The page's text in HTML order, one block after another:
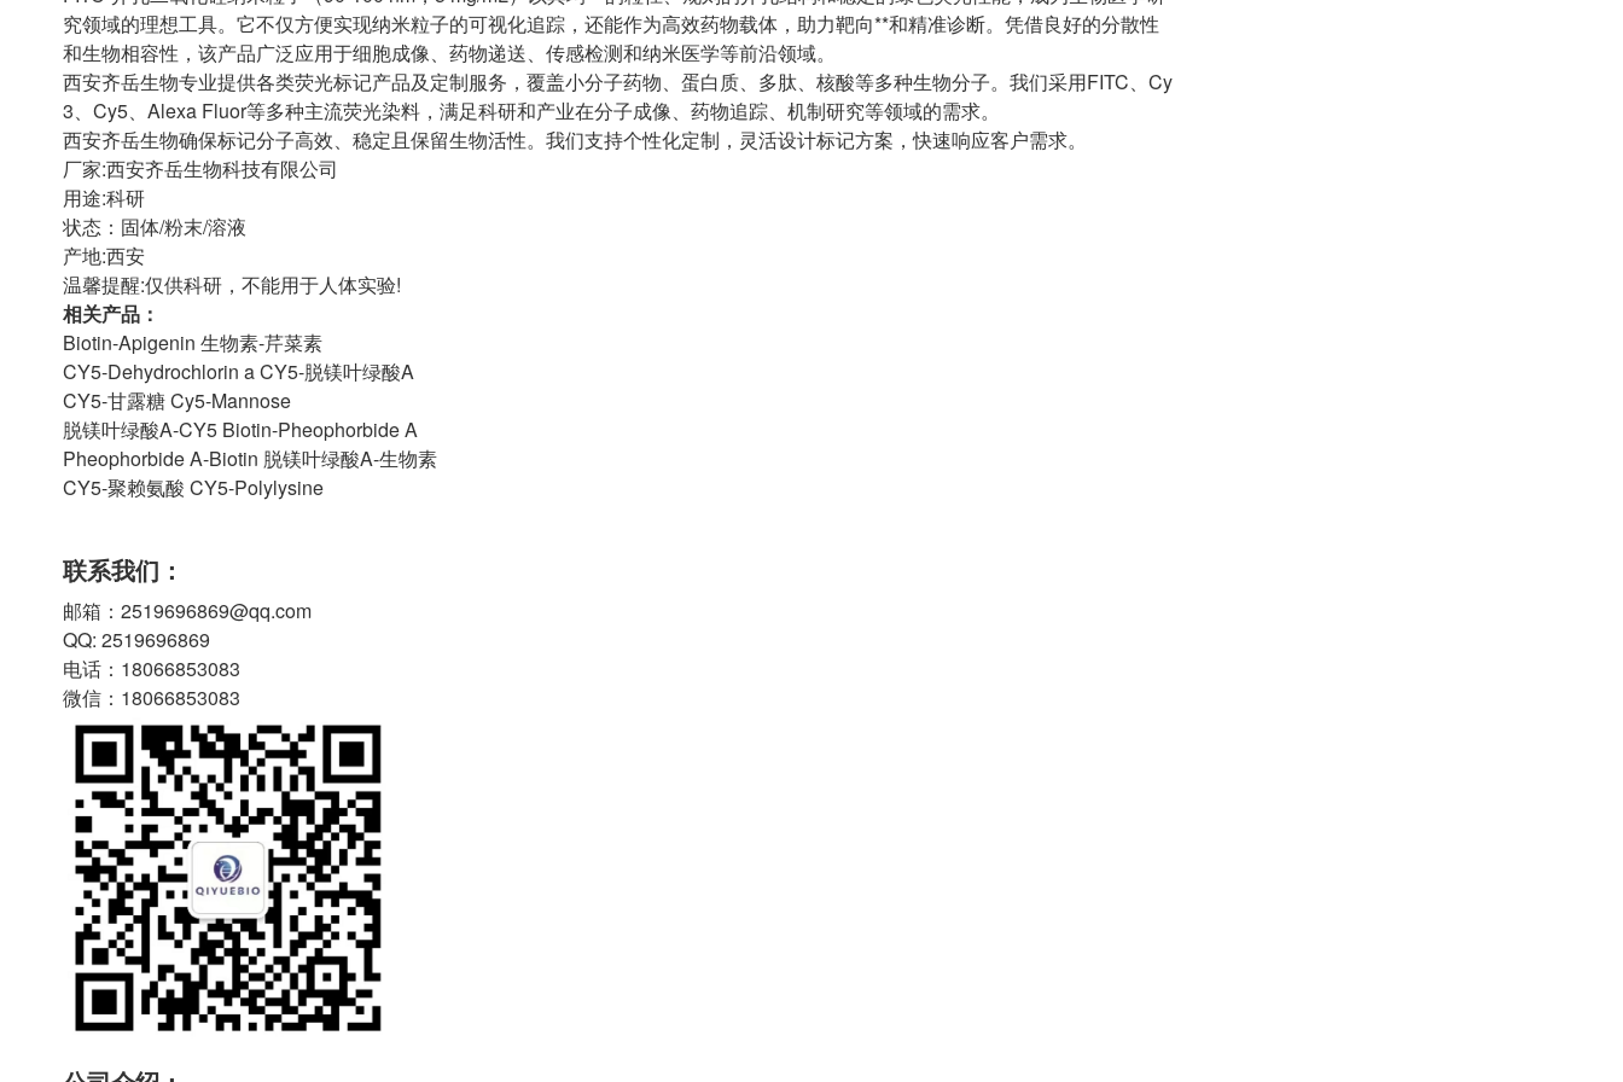
究领域的理想工具。它不仅方便实现纳米粒子的可视化追踪，还能作为高效药物载体，助力靶向**和精准诊断。凭借良好的分散性
和生物相容性，该产品广泛应用于细胞成像、药物递送、传感检测和纳米医学等前沿领域。
西安齐岳生物专业提供各类荧光标记产品及定制服务，覆盖小分子药物、蛋白质、多肽、核酸等多种生物分子。我们采用FITC、Cy
3、Cy5、Alexa Fluor等多种主流荧光染料，满足科研和产业在分子成像、药物追踪、机制研究等领域的需求。
西安齐岳生物确保标记分子高效、稳定且保留生物活性。我们支持个性化定制，灵活设计标记方案，快速响应客户需求。
厂家:西安齐岳生物科技有限公司
用途:科研
状态：固体/粉末/溶液
产地:西安
温馨提醒:仅供科研，不能用于人体实验!
相关产品：
Biotin-Apigenin 生物素-芹菜素
CY5-Dehydrochlorin a CY5-脱镁叶绿酸A
CY5-甘露糖 Cy5-Mannose
脱镁叶绿酸A-CY5 Biotin-Pheophorbide A
Pheophorbide A-Biotin 脱镁叶绿酸A-生物素
CY5-聚赖氨酸 CY5-Polylysine
联系我们：
邮箱：2519696869@qq.com
QQ: 2519696869
电话：18066853083
微信：18066853083